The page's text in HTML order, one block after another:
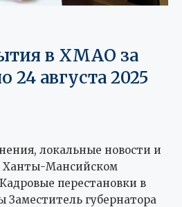
в ХМАО за
24 августа 2025
локальные новости и
Ханты-Мансийском
перестановки в
Заместитель губернатора